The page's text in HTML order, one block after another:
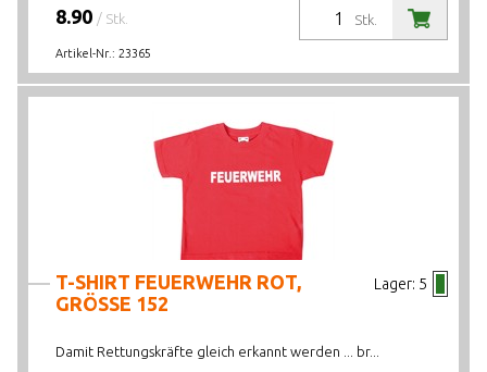
Stk.
8.90 / Stk.
Artikel-Nr.: 23365
Lager: 5
T-SHIRT FEUERWEHR ROT,
GRÖSSE 152
Damit Rettungskräfte gleich erkannt werden ... br...